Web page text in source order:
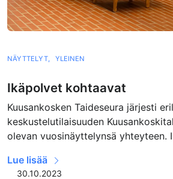
NÄYTTELYT, YLEINEN
Ikäpolvet kohtaavat
Kuusankosken Taideseura järjesti
keskustelutilaisuuden
olevan vuosinäyttelynsä yhteyteen.
Lue lisää
30.10.2023